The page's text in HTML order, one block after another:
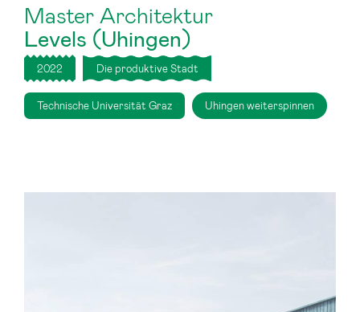
Master Architektur
Levels (Uhingen)
2022 Die produktive Stadt
Technische Universität Graz Uhingen weiterspinnen